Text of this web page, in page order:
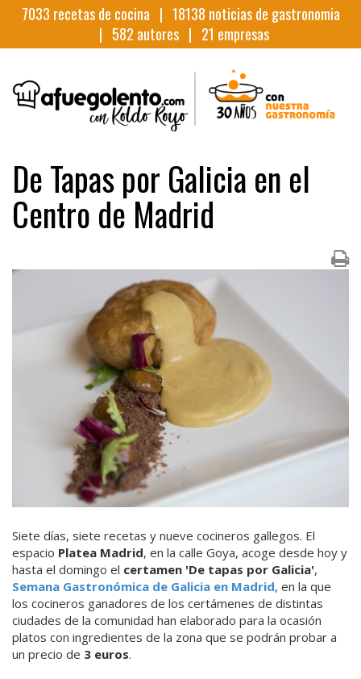
7033 recetas de cocina | 18138 noticias de gastronomia
| 582 autores | 21 empresas
De Tapas por Galicia en el
Centro de Madrid
Siete días, siete recetas y nueve cocineros gallegos. El
espacio Platea Madrid, en la calle Goya, acoge desde hoy y
hasta el domingo el certamen 'De tapas por Galicia',
Semana Gastronómica de Galicia en Madrid, en la que
los cocineros ganadores de los certámenes de distintas
ciudades de la comunidad han elaborado para la ocasión
platos con ingredientes de la zona que se podrán probar a
un precio de 3 euros.